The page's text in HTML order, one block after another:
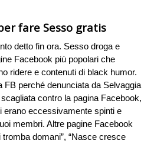
fare Sesso gratis
detto fin ora. Sesso droga e
Facebook più popolari che
ridere e contenuti di black humor.
FB perché denunciata da Selvaggia
contro la pagina Facebook,
erano eccessivamente spinti e
membri. Altre pagine Facebook
domani”, “Nasce cresce